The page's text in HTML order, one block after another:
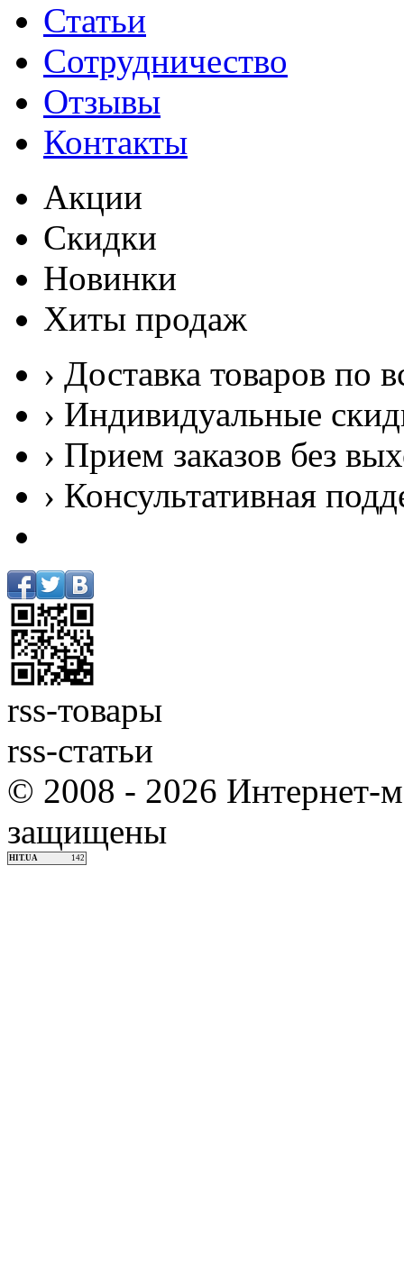
Статьи
Сотрудничество
Отзывы
Контакты
Акции
Скидки
Новинки
Хиты продаж
› Доставка товаров по
› Индивидуальные
› Прием заказов без
› Консультативная
rss-товары
rss-статьи
© 2008 - 2026 Интернет-
защищены
HIT.UA 142